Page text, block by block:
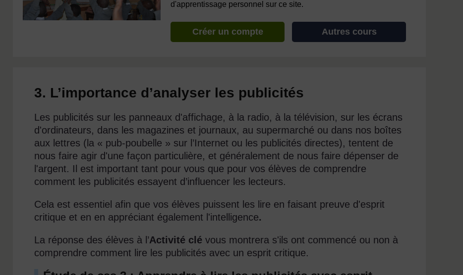
d'apprentissage personnel sur ce site.
Créer un compte Autres cours
3. L’importance d’analyser les publicités
Les publicités sur les panneaux d'affichage, à la radio, à la télévision, sur les écrans
d'ordinateurs, dans les magazines et journaux, au supermarché ou dans nos boîtes
aux lettres (la « pub-poubelle » sur l’Internet ou les publicités directes), tentent de
nous faire agir d'une façon particulière, et généralement de nous faire dépenser de
l'argent. Il est important tant pour vous que pour vos élèves de comprendre
comment les publicités essayent d’influencer les lecteurs.
Cela est essentiel afin que vos élèves puissent les lire en faisant preuve d'esprit
critique et en en appréciant également l'intelligence.
La réponse des élèves à l’Activité clé vous montrera s'ils ont commencé ou non à
comprendre comment lire les publicités avec un esprit critique.